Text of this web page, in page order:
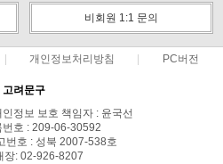
비회원 1:1 문의
개인정보처리방침 PC버전
고려문구
정보 보호 책임자 : 윤국선
번호 : 209-06-30592
번호 : 성북 2007-538호
장: 02-926-8207